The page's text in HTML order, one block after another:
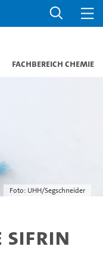
Fachbereich Chemie
Foto: UHH/Segschneider
Sifrin